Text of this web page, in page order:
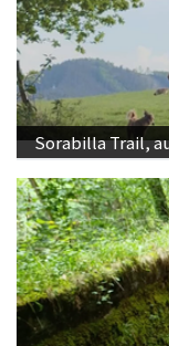
Sorabilla Trail,